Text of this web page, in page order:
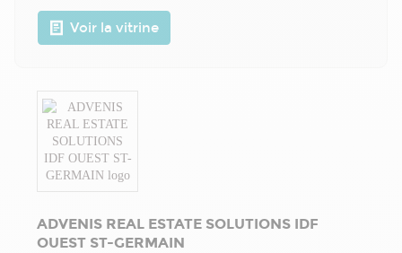
Voir la vitrine
ADVENIS REAL ESTATE SOLUTIONS IDF
OUEST ST-GERMAIN